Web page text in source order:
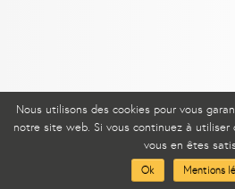
Mentions légales
Nous utilisons des cookies pour vous
notre site web. Si vous continuez à utiliser
vous en êtes
Ok Mentions